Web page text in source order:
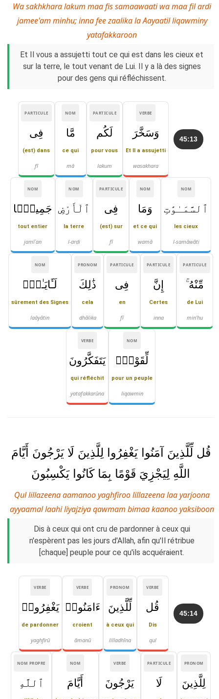
Wa sakhkhara lakum maa fis samaawaati wa maa fil ardi
jamee'am minhu; inna fee zaalika la Aayaatil liqawminy
yatafakkaroon
Et Il vous a assujetti tout ce qui est dans les cieux et
sur la terre, le tout venant de Lui. Il y a là des signes
pour des gens qui réfléchissent.
45:13
VERBE
وَسَخَّرَ
Et Il a assujetti
wasakhara
PARTICULE
لَكُم
pour vous
lakum
NOM
مَّا
ce qui
mā
PARTICULE
فِى
(est) dans
fī
NOM
ٱلسَّمَـٰوَٰتِ
les cieux
l-samāwāti
NOM
وَمَا
et ce qui
wamā
PARTICULE
فِى
(est) sur
fī
NOM
ٱلْأَرْضِ
la terre
l-arḍi
NOM
جَمِيعًۭا
tout entier
jamīʿan
PARTICULE
مِّنْهُ ۚ
de Lui
min'hu
PARTICULE
إِنَّ
Certes
inna
PARTICULE
فِى
en
fī
PRONOM
ذَٰلِكَ
cela
dhālika
NOM
لَـَٔايَـٰتٍۢ
sûrement des Signes
laāyātin
NOM
لِّقَوْمٍۢ
pour un peuple
liqawmin
VERBE
يَتَفَكَّرُونَ
qui réfléchit
yatafakkarūna
قُل لِّلَّذِينَ آمَنُوا يَغْفِرُوا لِلَّذِينَ لَا يَرْجُونَ أَيَّامَ
اللَّهِ لِيَجْزِيَ قَوْمًا بِمَا كَانُوا يَكْسِبُونَ
Qul lillazeena aamanoo yaghfiroo lillazeena laa yarjoona
ayyaamal laahi liyajziya qawmam bimaa kaanoo yaksiboon
Dis à ceux qui ont cru de pardonner à ceux qui
n'espèrent pas les jours d'Allah, afin qu'Il rétribue
[chaque] peuple pour ce qu'ils acquéraient.
45:14
VERBE
قُل
Dis
qul
PRONOM
لِّلَّذِينَ
à ceux qui
lilladhīna
VERBE
ءَامَنُوا۟
croient
āmanū
VERBE
يَغْفِرُوا۟
de pardonner
yaghfirū
PRONOM
لِلَّذِينَ
PARTICULE
لَا
VERBE
يَرْجُونَ
NOM
أَيَّامَ
NOM PROPRE
ٱللَّهِ